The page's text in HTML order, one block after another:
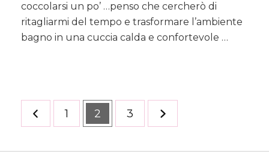
da
bagno
…
un’ambiente
coccolarsi un po’ …penso che cercherò di
ritagliarmi del tempo e trasformare l’ambiente
bagno in una cuccia calda e confortevole …
Paginazione
degli
Pagina
1 Pagina
2 Pagina
3